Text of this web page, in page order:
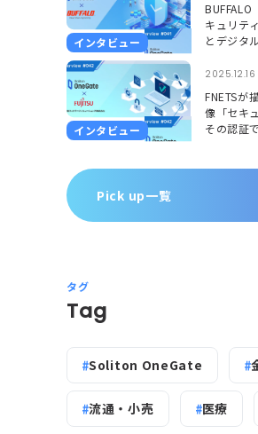
インタビュー
キュリテ
とデジタ
インタビュー
2025.12.16
FNETSが
像「セキ
その認証
Pick up一覧
タグ
Tag
Soliton OneGate
流通・小売 医療